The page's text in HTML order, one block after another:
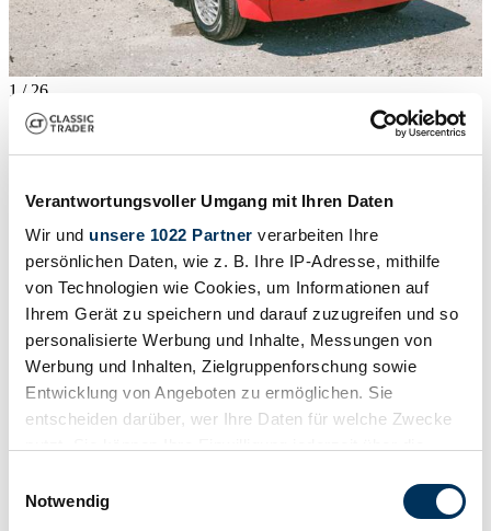
Verantwortungsvoller Umgang mit Ihren Daten
Wir und unsere 1022 Partner verarbeiten Ihre
persönlichen Daten, wie z. B. Ihre IP-Adresse, mithilfe
von Technologien wie Cookies, um Informationen auf
Ihrem Gerät zu speichern und darauf zuzugreifen und so
personalisierte Werbung und Inhalte, Messungen von
Werbung und Inhalten, Zielgruppenforschung sowie
Entwicklung von Angeboten zu ermöglichen. Sie
entscheiden darüber, wer Ihre Daten für welche Zwecke
Trigger Symbol ändern oder widerrufen
Notwendig
1 / 26
1984 | Opel Kadett 1,3 S
CHF 3'738